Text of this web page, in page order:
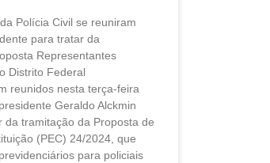
Polícia Civil se reuniram
para tratar da
Representantes
Distrito Federal
reunidos nesta terça-feira
Geraldo Alckmin
da tramitação da Proposta de
(PEC) 24/2024, que
para policiais